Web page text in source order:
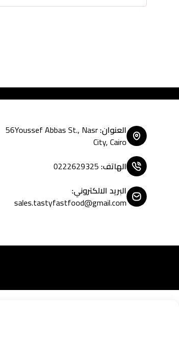
العنوان:
56Youssef Abbas St., Nasr
City, Cairo
الهاتف:
0222629325
البريد الالكتروني:
sales.tastyfastfood@gmail.com